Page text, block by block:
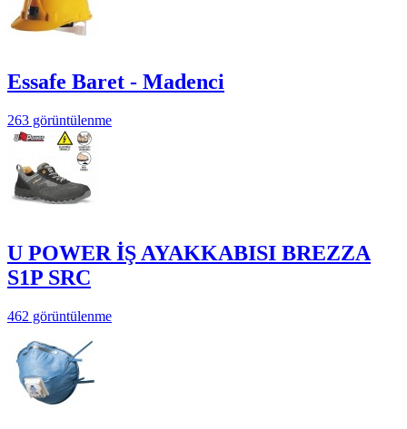
Essafe Baret - Madenci
263 görüntülenme
U POWER İŞ AYAKKABISI BREZZA
S1P SRC
462 görüntülenme